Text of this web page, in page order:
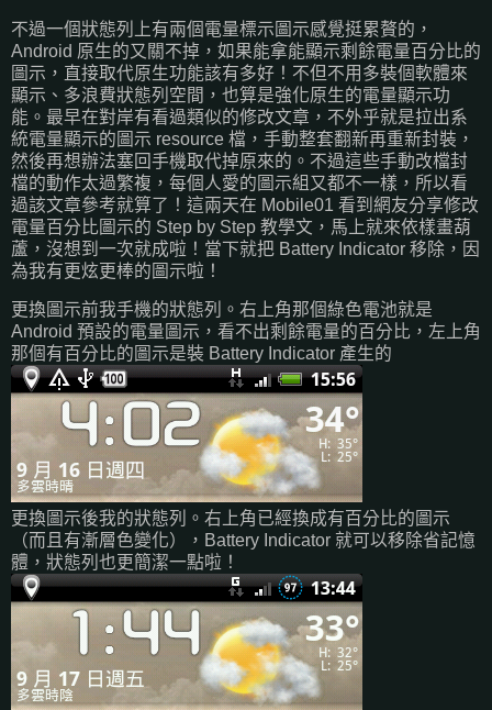
不過一個狀態列上有兩個電量標示圖示感覺挺累贅的，
Android 原生的又關不掉，如果能拿能顯示剩餘電量百分比的
圖示，直接取代原生功能該有多好！不但不用多裝個軟體來
顯示、多浪費狀態列空間，也算是強化原生的電量顯示功
能。最早在對岸有看過類似的修改文章，不外乎就是拉出系
統電量顯示的圖示 resource 檔，手動整套翻新再重新封裝，
然後再想辦法塞回手機取代掉原來的。不過這些手動改檔封
檔的動作太過繁複，每個人愛的圖示組又都不一樣，所以看
過該文章參考就算了！這兩天在 Mobile01 看到網友分享修改
電量百分比圖示的 Step by Step 教學文，馬上就來依樣畫葫
蘆，沒想到一次就成啦！當下就把 Battery Indicator 移除，因
為我有更炫更棒的圖示啦！
更換圖示前我手機的狀態列。右上角那個綠色電池就是
Android 預設的電量圖示，看不出剩餘電量的百分比，左上角
那個有百分比的圖示是裝 Battery Indicator 產生的
更換圖示後我的狀態列。右上角已經換成有百分比的圖示
（而且有漸層色變化），Battery Indicator 就可以移除省記憶
體，狀態列也更簡潔一點啦！